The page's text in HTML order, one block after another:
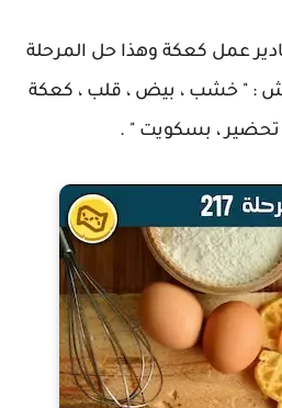
لدينا مقادير عمل كعكة وهذا حل المرحلة
: " خشب ، بيض ، قلب ، كعكة
تحضير ، بسكويت " .